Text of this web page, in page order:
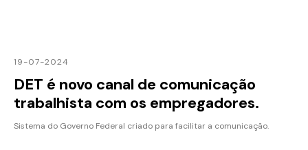
19-07-2024
DET é novo canal de comunicação
trabalhista com os empregadores.
Sistema do Governo Federal criado para facilitar a comunicação.